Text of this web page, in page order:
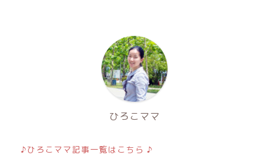
ひろこママ
♪ひろこママ記事一覧はこちら ♪